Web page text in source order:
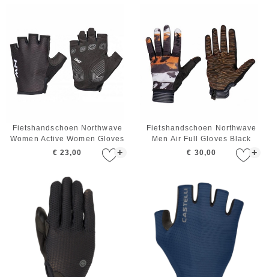
+
Fietshandschoen Northwave
Women Active Women Gloves
Black
€ 23,00 +
Fietshandschoen Northwave
Men Air Full Gloves Black
Orange White
€ 30,00